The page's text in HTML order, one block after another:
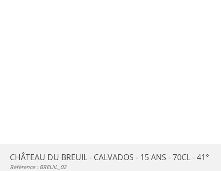
CHÂTEAU DU BREUIL - CALVADOS - 15 ANS - 70CL - 41°
Référence : BREUIL_02